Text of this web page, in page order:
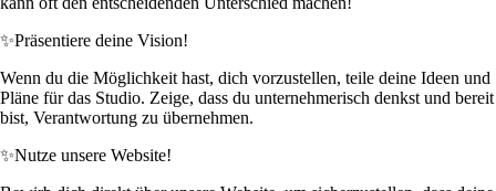
✨Präsentiere deine Vision!
Wenn du die Möglichkeit hast, dich vorzustellen, teile deine Ideen und
Pläne für das Studio. Zeige, dass du unternehmerisch denkst und bereit
bist, Verantwortung zu übernehmen.
✨Nutze unsere Website!